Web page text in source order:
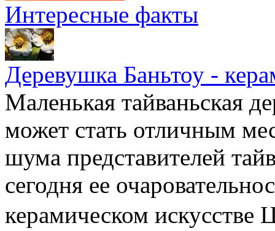
Интересные факты
Деревушка Баньтоу -
Маленькая тайваньская
может стать отличным
шума представителей
сегодня ее
керамическом